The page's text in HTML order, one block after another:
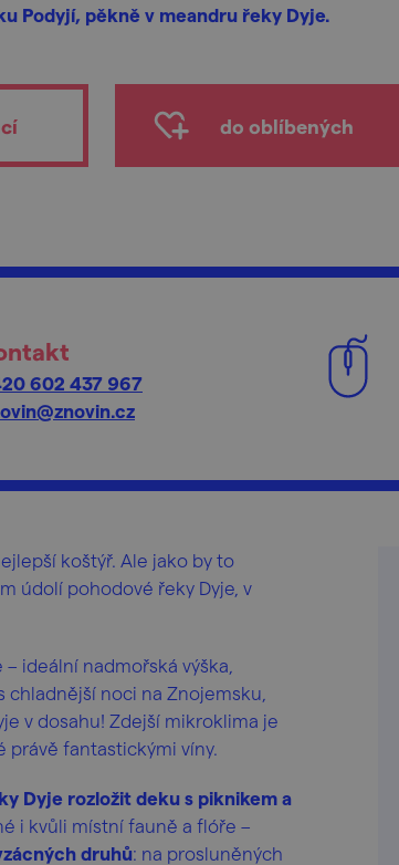
Podyjí, pěkně v meandru řeky Dyje.
do oblíbených
602 437 967
koštýř. Ale jako by to
údolí pohodové řeky Dyje, v
ideální nadmořská výška,
noci na Znojemsku,
v dosahu! Zdejší mikroklima je
právě fantastickými víny.
Dyje rozložit deku s piknikem a
i kvůli místní fauně a flóře –
druhů: na prosluněných